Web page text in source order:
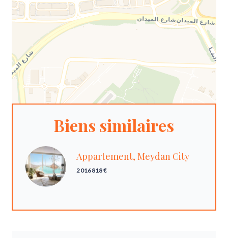
Biens similaires
Appartement, Meydan City
2 016 818 €